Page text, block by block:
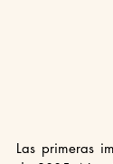
Las primeras